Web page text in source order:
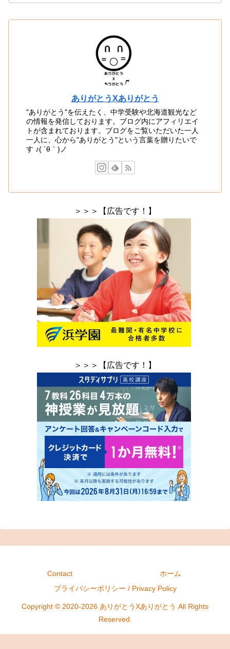
ありがとうXありがとう
"ありがとう"を伝えたく、中学受験や北海道観光など
の情報を発信しております。ブログ内にアフィリエイ
トが含まれております。ブログをご覧いただいた一人
一人に、心から"ありがとう"という言葉を贈りたいで
す ♪( ´θ｀)ノ
＞＞＞【広告です！】
＞＞＞【広告です！】
Contact
ホーム
プライバシーポリシー / Privacy Policy
Copyright © 2020-2026 ありがとうXありがとう All Rights
Reserved.